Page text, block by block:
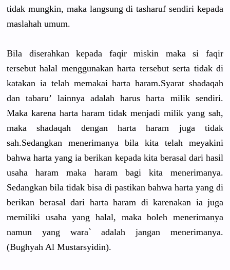
tidak mungkin, maka langsung di tasharuf sendiri kepada
maslahah umum.
Bila diserahkan kepada faqir miskin maka si faqir
tersebut halal menggunakan harta tersebut serta tidak di
katakan ia telah memakai harta haram.Syarat shadaqah
dan tabaru’ lainnya adalah harus harta milik sendiri.
Maka karena harta haram tidak menjadi milik yang sah,
maka shadaqah dengan harta haram juga tidak
sah.Sedangkan menerimanya bila kita telah meyakini
bahwa harta yang ia berikan kepada kita berasal dari hasil
usaha haram maka haram bagi kita menerimanya.
Sedangkan bila tidak bisa di pastikan bahwa harta yang di
berikan berasal dari harta haram di karenakan ia juga
memiliki usaha yang halal, maka boleh menerimanya
namun yang wara` adalah jangan menerimanya.
(Bughyah Al Mustarsyidin).